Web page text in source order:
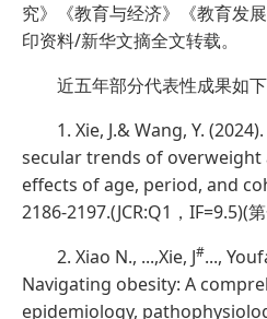
究》《教育与经济》《教育发
印资料/新华文摘全文转载。
近五年部分代表性成果如下
1. Xie, J.& Wang, Y.
secular trends of overweight
effects of age, period, and
2186-2197.(JCR:Q1，IF=9.5)(
2. Xiao N., ...,Xie, J#...,
Navigating obesity: A
epidemiology,